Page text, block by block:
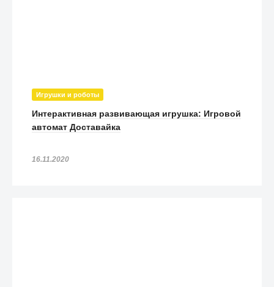
Игрушки и роботы
Интерактивная развивающая игрушка: Игровой
автомат Доставайка
16.11.2020